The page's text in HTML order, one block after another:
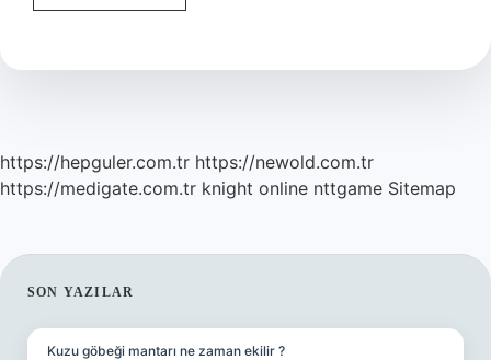
Ayı
Denk
https://hepguler.com.tr https://newold.com.tr
https://medigate.com.tr knight online nttgame Sitemap
SIDEBAR
SON YAZILAR
Kuzu göbeği mantarı ne zaman ekilir ?